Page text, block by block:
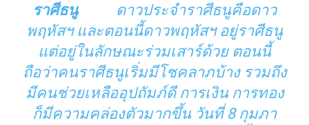
ราศีธนู ดาวประจำราศีธนูคือดาว
พฤหัสฯ และตอนนี้ดาวพฤหัสฯ อยู่ราศีธนู
แต่อยู่ในลักษณะร่วมเสาร์ด้วย ตอนนี้
ถือว่าคนราศีธนูเริ่มมีโชคลาภบ้าง รวมถึง
มีคนช่วยเหลืออุปถัมภ์ดี การเงิน การทอง
ก็มีความคล่องตัวมากขึ้น วันที่ 8 กุมภา